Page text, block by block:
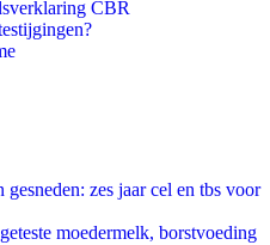
CBR
zes jaar cel en tbs voor
moedermelk, borstvoeding